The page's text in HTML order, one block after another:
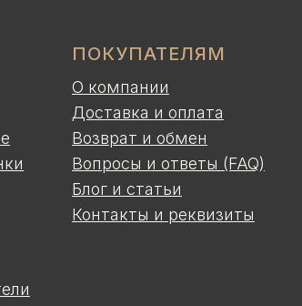
ПОКУПАТЕЛЯМ
О компании
Доставка и оплата
Возврат и обмен
Вопросы и ответы (FAQ)
Блог и статьи
Контакты и реквизиты